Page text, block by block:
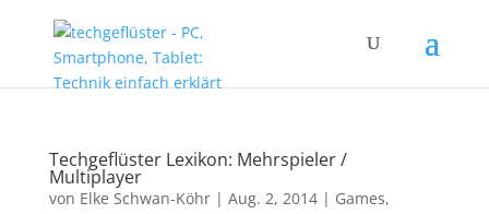
Techgeflüster Lexikon: Mehrspieler /
Multiplayer
von Elke Schwan-Köhr| Aug. 2, 2014| Games,